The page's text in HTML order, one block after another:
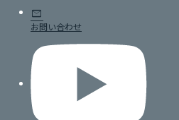
mail
お問い合わせ